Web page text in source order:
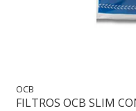
OCB
FILTROS OCB SLIM